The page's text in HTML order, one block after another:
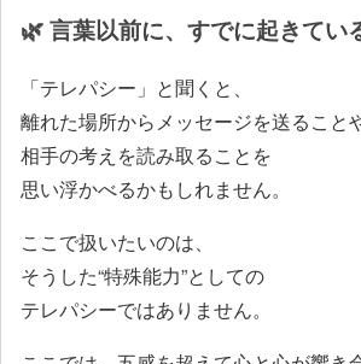
🌿 言葉以前に、すでに起きてい
「テレパシー」と聞くと、
離れた場所からメッセージを送ることや
相手の考えを読み取ることを
思い浮かべるかもしれません。
ここで扱いたいのは、
そうした“特殊能力”としての
テレパシーではありません。